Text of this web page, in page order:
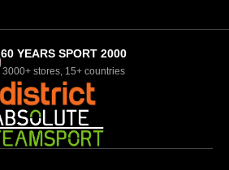
60 YEARS SPORT 2000
3000+ stores, 15+ countries